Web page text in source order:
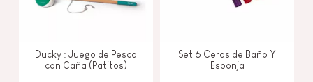
Ducky : Juego de Pesca
con Caña (Patitos)
Set 6 Ceras de Baño Y
Esponja